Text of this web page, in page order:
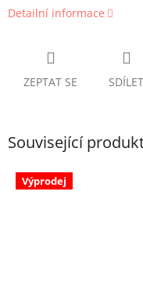
Detailní informace
ZEPTAT SE SDÍLET
Související
Výprodej